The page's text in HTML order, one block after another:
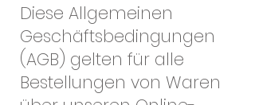
Diese Allgemeinen
Geschäftsbedingungen
(AGB) gelten für alle
Bestellungen von Waren